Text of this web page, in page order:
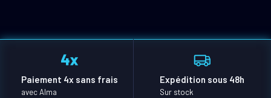
Paiement 4x sans frais
avec Alma
Expédition sous 48h
Sur stock